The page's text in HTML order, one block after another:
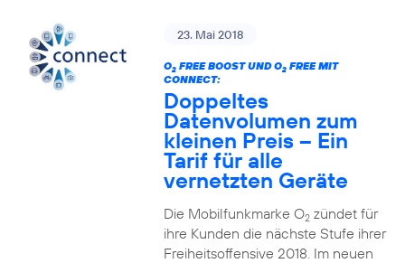
23. Mai 2018
O2FREE BOOST UND O2FREE MIT
CONNECT:
Doppeltes
Datenvolumen zum
kleinen Preis – Ein
Tarif für alle
vernetzten Geräte
Die Mobilfunkmarke O2zündet für
ihre Kunden die nächste Stufe ihrer
Freiheitsoffensive 2018. Im neuen